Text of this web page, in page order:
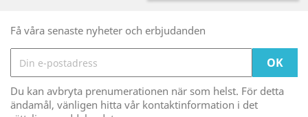
Få våra senaste nyheter och erbjudanden
Du kan avbryta prenumerationen när som helst. För detta
ändamål, vänligen hitta vår kontaktinformation i det